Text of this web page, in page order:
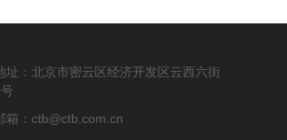
址：北京市密云区经济开发区云西六街
箱：ctb@ctb.com.cn